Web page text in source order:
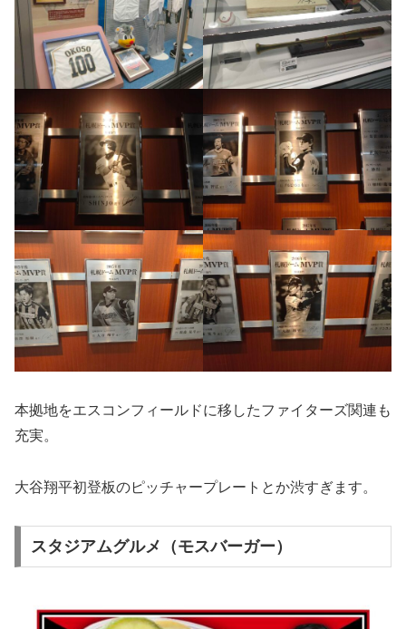
本拠地をエスコンフィールドに移したファイターズ関連も
充実。
大谷翔平初登板のピッチャープレートとか渋すぎます。
スタジアムグルメ（モスバーガー）